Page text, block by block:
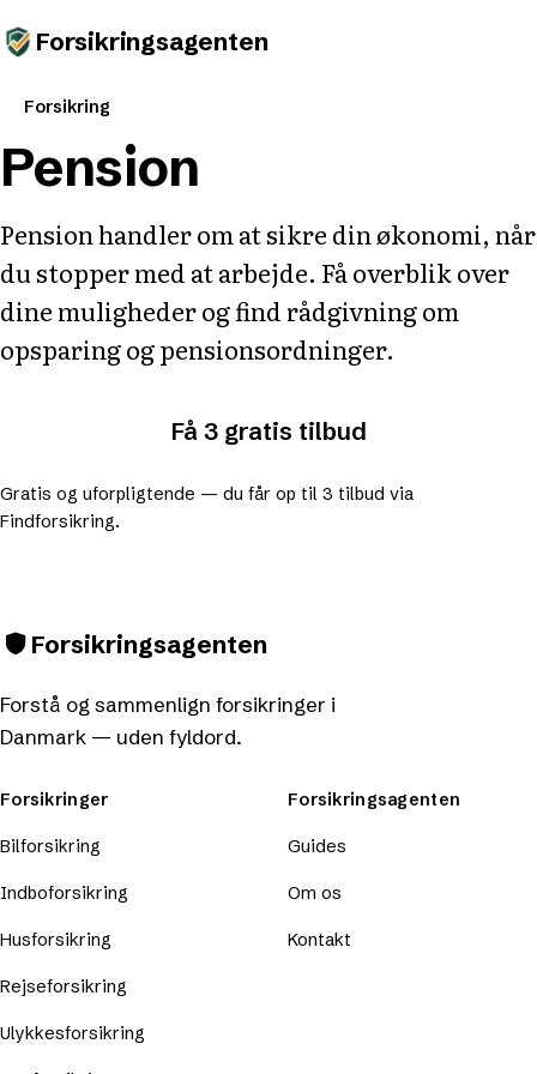
Forsikringsagenten
Forsikring
Pension
Pension handler om at sikre din økonomi, når
du stopper med at arbejde. Få overblik over
dine muligheder og find rådgivning om
opsparing og pensionsordninger.
Få 3 gratis tilbud
Gratis og uforpligtende — du får op til 3 tilbud via
Findforsikring.
Forsikringsagenten
Forstå og sammenlign forsikringer i
Danmark — uden fyldord.
Forsikringer
Bilforsikring
Indboforsikring
Husforsikring
Rejseforsikring
Ulykkesforsikring
Forsikringsagenten
Guides
Om os
Kontakt